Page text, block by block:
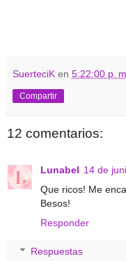
SuerteciK en 5:22:00 p. m.
Compartir
12 comentarios:
Lunabel 14 de
Que ricos! Me
Besos!
Responder
Respuestas